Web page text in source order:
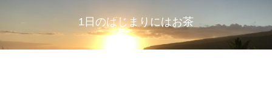
1日のはじまりにはお茶